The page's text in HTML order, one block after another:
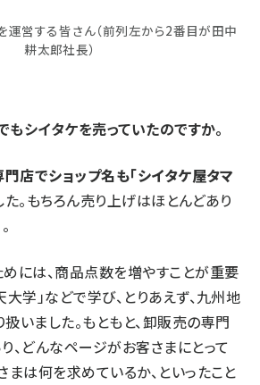
を運営する皆さん（前列左から2番目が田中
耕太郎社長）
もシイタケを売っていたのですか。
店でショップ名も「シイタケ屋タマ
た。もちろん売り上げはほとんどあり
には、商品点数を増やすことが重要
大学」などで学び、とりあえず、九州地
いました。もともと、卸販売の専門
、どんなページがお客さまにとって
まは何を求めているか、といったこと